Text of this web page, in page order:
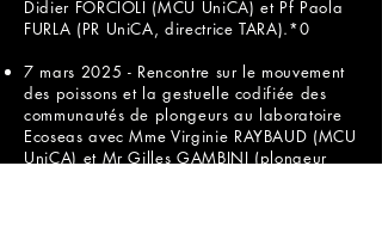
Didier FORCIOLI (MCU UniCA) et Pf Paola
FURLA (PR UniCA, directrice TARA).*0
7 mars 2025 - Rencontre sur le mouvement
des poissons et la gestuelle codifiée des
communautés de plongeurs au laboratoire
Ecoseas avec Mme Virginie RAYBAUD (MCU
UniCA) et Mr Gilles GAMBINI (plongeur